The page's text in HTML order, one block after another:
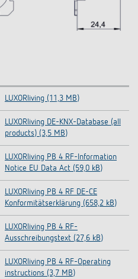
LUXORliving (11,3 MB)
LUXORliving DE-KNX-Database (all
products) (3,5 MB)
LUXORliving PB 4 RF-Information
Notice EU Data Act (59,0 kB)
LUXORliving PB 4 RF DE-CE
Konformitätserklärung (658,2 kB)
LUXORliving PB 4 RF-
Ausschreibungstext (27,6 kB)
LUXORliving PB 4 RF-Operating
instructions (3,7 MB)